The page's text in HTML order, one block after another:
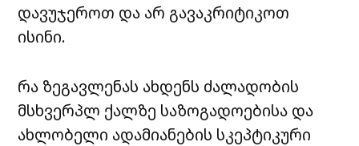
დავუჯეროთ და არ გავაკრიტიკოთ
ისინი.
რა ზეგავლენას ახდენს ძალადობის
მსხვერპლ ქალზე საზოგადოებისა და
ახლობელი ადამიანების სკეპტიკური